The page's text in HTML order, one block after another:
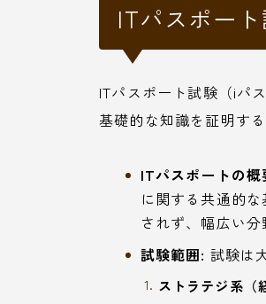
ITパスポー
ITパスポート試験（iパ
基礎的な知識を証明する
ITパスポートの概
に関する共通的
されず、幅広い分
試験範囲: 試験は
ストラテジ系（